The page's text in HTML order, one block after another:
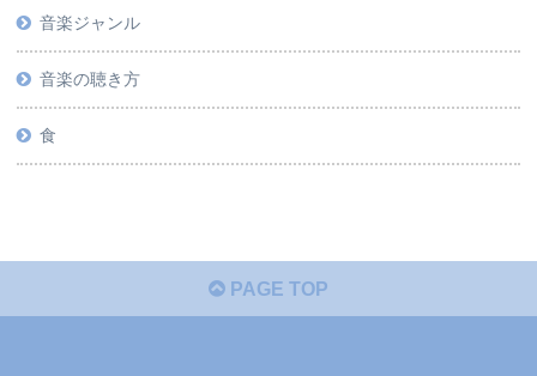
音楽ジャンル
音楽の聴き方
食
PAGE TOP